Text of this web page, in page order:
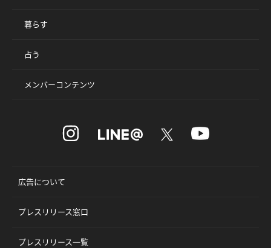
暮らす
占う
メンバーコンテンツ
広告について
プレスリリース窓口
プレスリリース一覧